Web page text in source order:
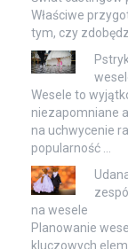
Właściwe
tym, czy
Wesele to
niezapomniane
na uchwycenie
popularność …
na wesele
Planowanie
kluczowych